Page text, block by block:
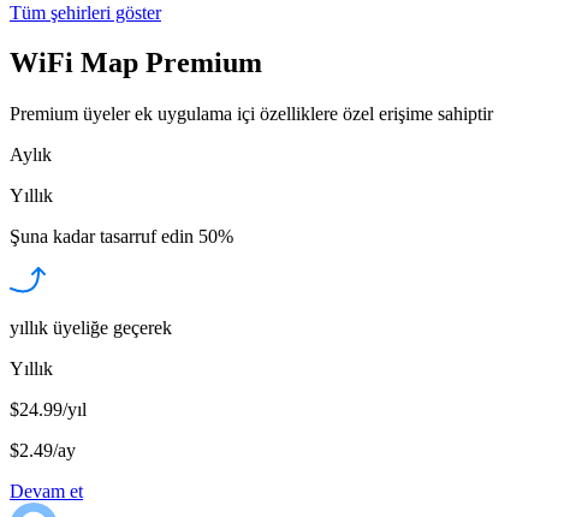
Tüm şehirleri göster
WiFi Map Premium
Premium üyeler ek uygulama içi özelliklere özel erişime sahiptir
Aylık
Yıllık
Şuna kadar tasarruf edin 50%
yıllık üyeliğe geçerek
Yıllık
$24.99/yıl
$2.49/ay
Devam et